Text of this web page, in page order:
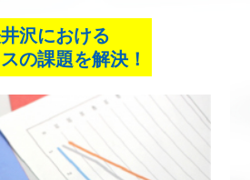
沢における
の課題を解決！